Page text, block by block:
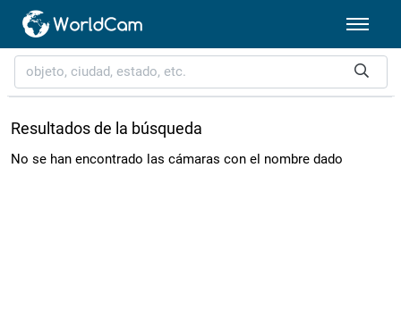
Resultados de la búsqueda
No se han encontrado las cámaras con el nombre dado